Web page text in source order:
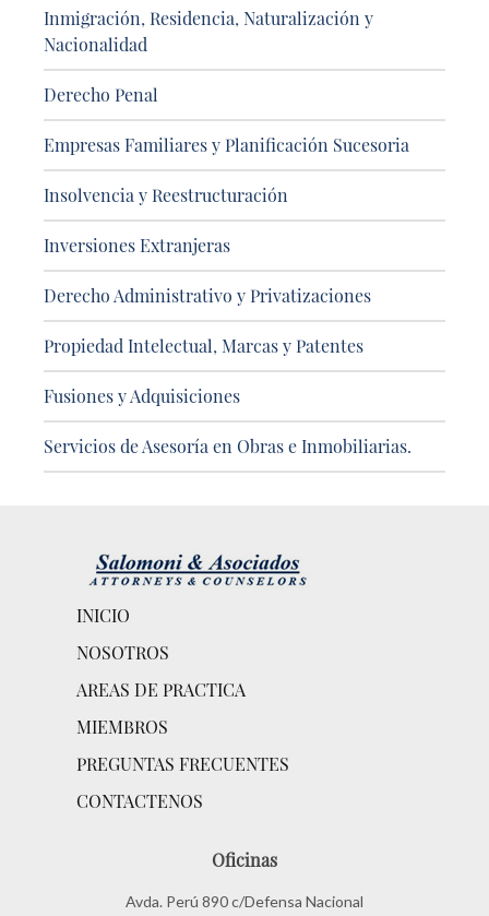
Inmigración, Residencia, Naturalización y
Nacionalidad
Derecho Penal
Empresas Familiares y Planificación Sucesoria
Insolvencia y Reestructuración
Inversiones Extranjeras
Derecho Administrativo y Privatizaciones
Propiedad Intelectual, Marcas y Patentes
Fusiones y Adquisiciones
Servicios de Asesoría en Obras e Inmobiliarias.
INICIO
NOSOTROS
AREAS DE PRACTICA
MIEMBROS
PREGUNTAS FRECUENTES
CONTACTENOS
Oficinas
Avda. Perú 890 c/Defensa Nacional